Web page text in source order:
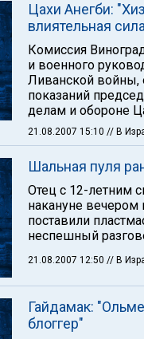
Цахи Анегби:
влиятельная
Комиссия
и военного
Ливанской войны,
показаний
делам и обороне
21.08.2007 15:10 // В
Шальная пуля
Отец с 12-летним
накануне
поставили
неспешный
21.08.2007 12:50 // В
Гайдамак:
блоггер"